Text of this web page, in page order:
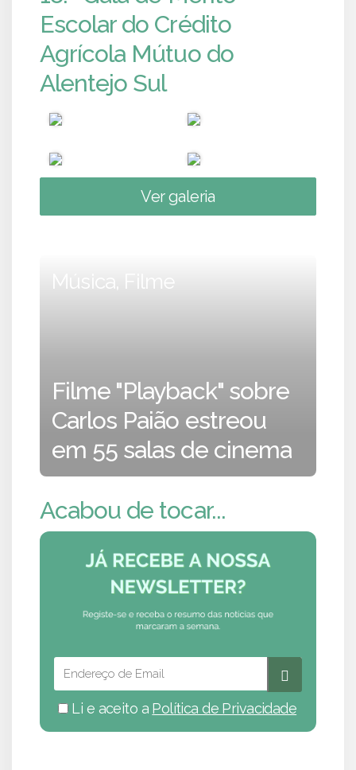
Escolar do Crédito
Agrícola Mútuo do
Alentejo Sul
Ver galeria
Música, Filme
Filme "Playback" sobre
Carlos Paião estreou
em 55 salas de cinema
Acabou de tocar...
Li e aceito a Política de Privacidade